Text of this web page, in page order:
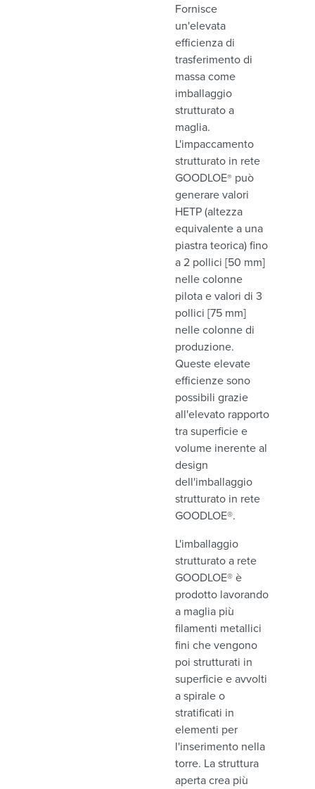
Fornisce
un'elevata
efficienza di
trasferimento di
massa come
imballaggio
strutturato a
maglia.
L'impaccamento
strutturato in rete
GOODLOE® può
generare valori
HETP (altezza
equivalente a una
piastra teorica) fino
a 2 pollici [50 mm]
nelle colonne
pilota e valori di 3
pollici [75 mm]
nelle colonne di
produzione.
Queste elevate
efficienze sono
possibili grazie
all'elevato rapporto
tra superficie e
volume inerente al
design
dell'imballaggio
strutturato in rete
GOODLOE®.
L'imballaggio
strutturato a rete
GOODLOE® è
prodotto lavorando
a maglia più
filamenti metallici
fini che vengono
poi strutturati in
superficie e avvolti
a spirale o
stratificati in
elementi per
l'inserimento nella
torre. La struttura
aperta crea più